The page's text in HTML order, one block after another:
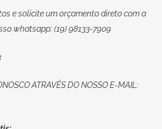
e solicite um orçamento direto com a
whatsapp: (19) 98133-7909
ATRAVÉS DO NOSSO E-MAIL: